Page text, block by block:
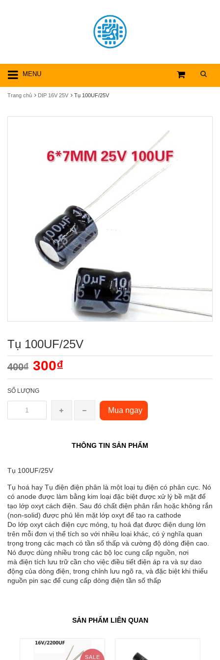
MENU
Trang chủ DIP 16V 25V Tụ 100UF/25V
Tụ 100UF/25V
400₫ 300₫
SỐ LƯỢNG
Mua ngay
THÔNG TIN SẢN PHẨM
Tụ 100UF/25V
Tụ hoá hay Tụ điện điện phân là một loại tụ điện có phân cực. Nó
có anode được làm bằng kim loại đặc biệt được xử lý bề mặt để
tạo lớp oxyt cách điện. Sau đó chất điện phân rắn hoặc không rắn
(non-solid) được phủ lên mặt lớp oxyt để tạo ra cathode
Do lớp oxyt cách điện cực mỏng, tụ hoá đạt được điện dung lớn
trên mỗi đơn vị thể tích so với nhiều loại khác, có ý nghĩa quan
trọng trong các mạch có tần số thấp và cường độ dòng điện cao.
Nó được dùng nhiều trong các bộ lọc cung cấp nguồn, nơi
mà điện tích lưu trữ cần cho việc điều tiết điện áp ra và sự dao
động của dòng điện, trong chỉnh lưu ngõ ra, và đặc biệt khi thiếu
nguồn pin sạc để cung cấp dòng điện tần số thấp
SẢN PHẨM LIÊN QUAN
SALE